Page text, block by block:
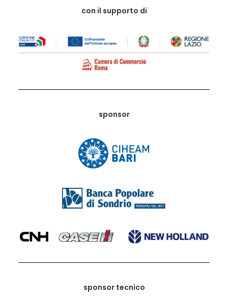
con il supporto di
sponsor
sponsor tecnico